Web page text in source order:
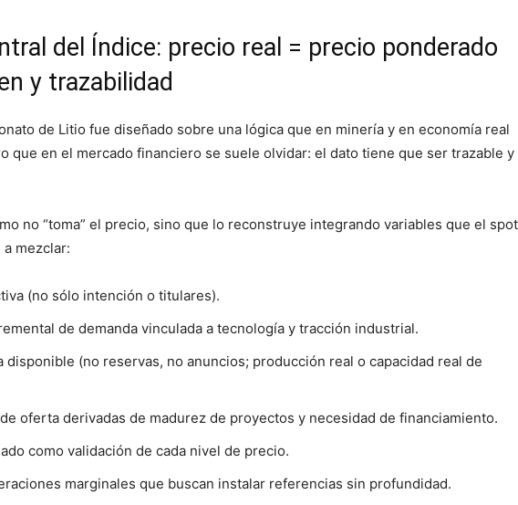
del Índice: precio real = precio ponderado
y trazabilidad
de Litio fue diseñado sobre una lógica que en minería y en economía real
que en el mercado financiero se suele olvidar: el dato tiene que ser trazable y
no “toma” el precio, sino que lo reconstruye integrando variables que el spot
mezclar:
(no sólo intención o titulares).
de demanda vinculada a tecnología y tracción industrial.
disponible (no reservas, no anuncios; producción real o capacidad real de
oferta derivadas de madurez de proyectos y necesidad de financiamiento.
como validación de cada nivel de precio.
marginales que buscan instalar referencias sin profundidad.